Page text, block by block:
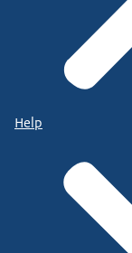
Help